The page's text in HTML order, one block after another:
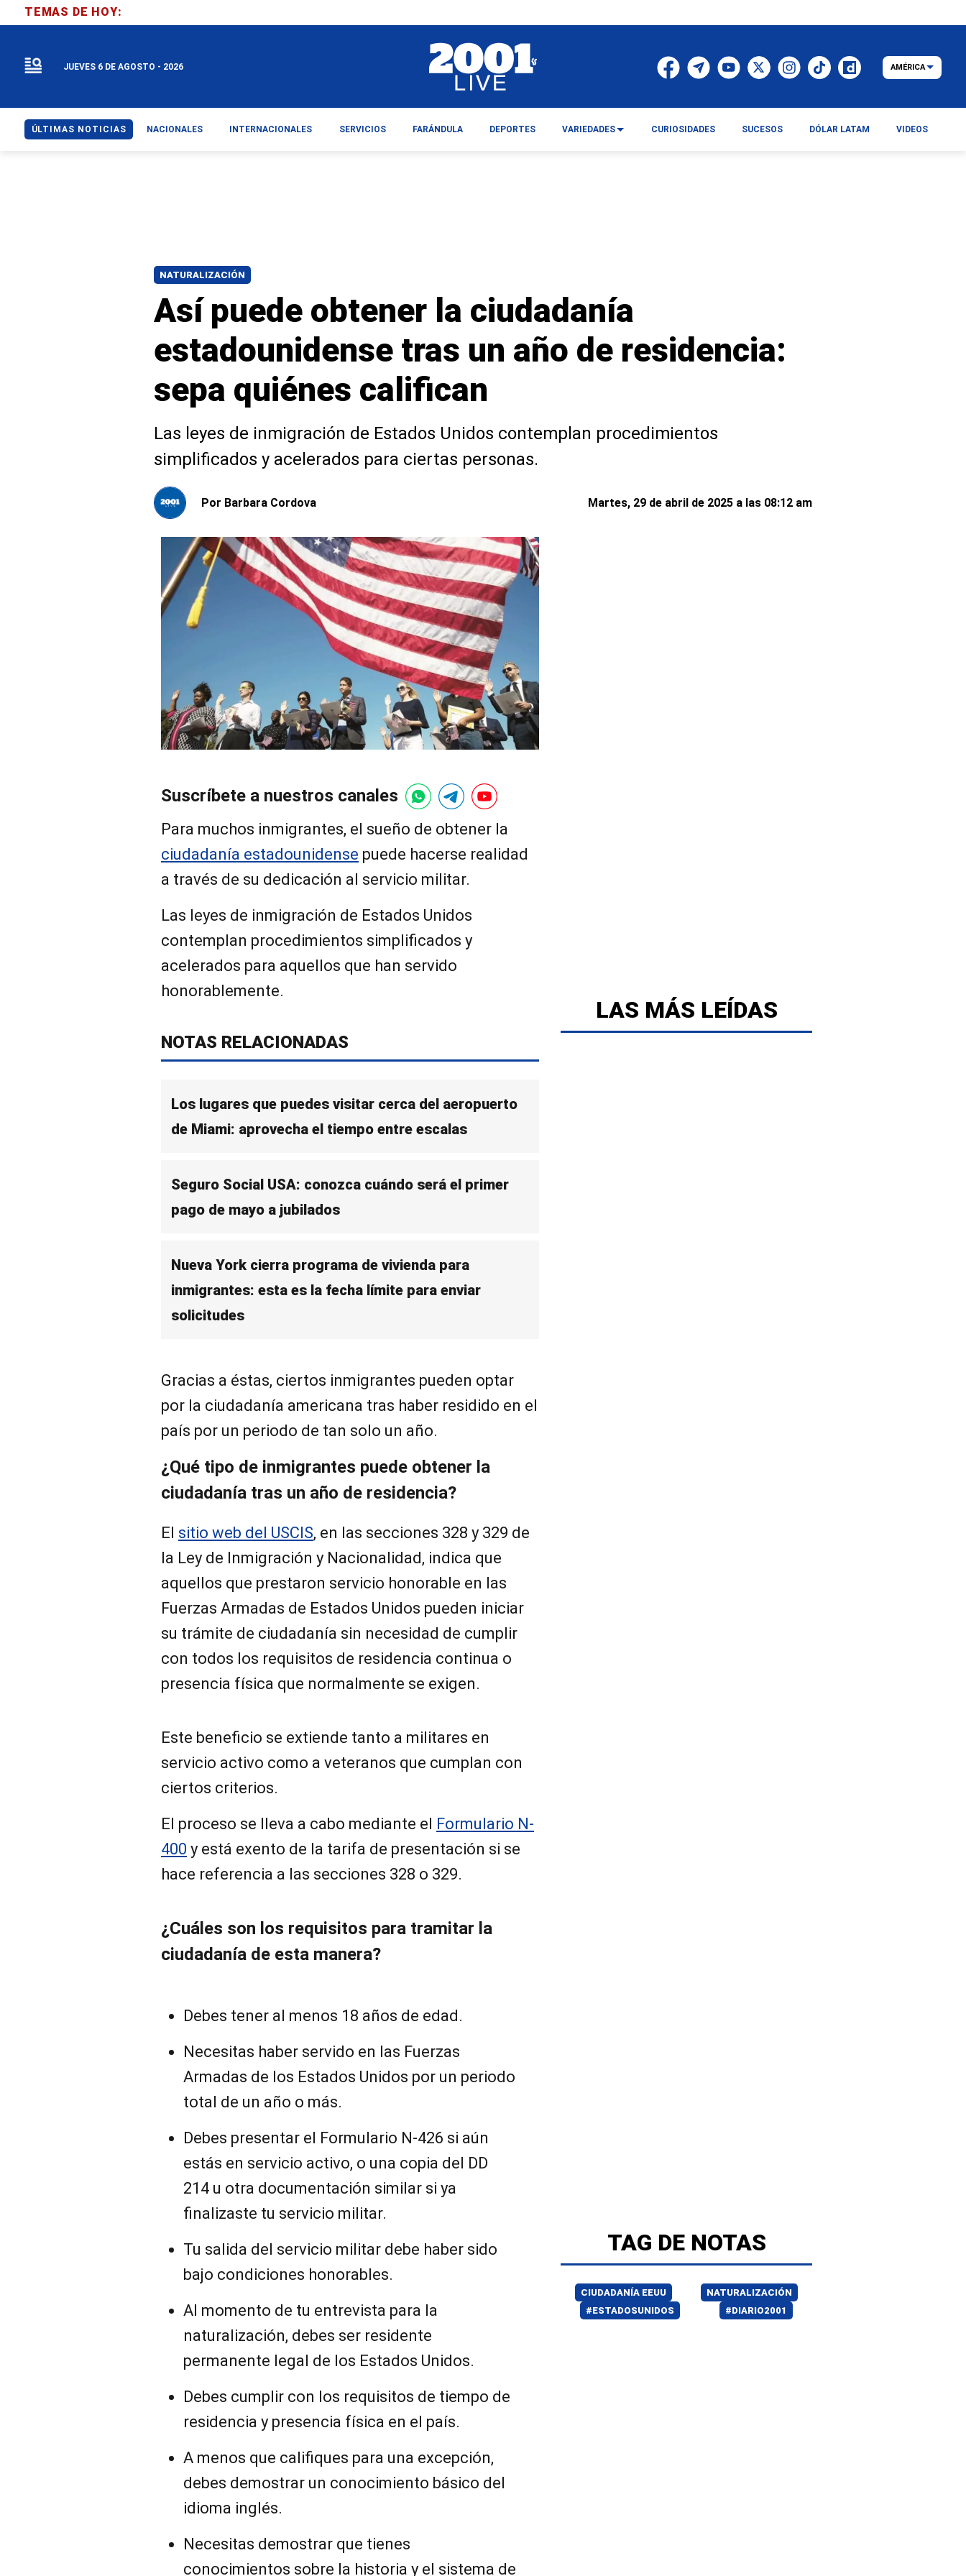
NATURALIZACIÓN
Así puede obtener la ciudadanía
estadounidense tras un año de residencia:
sepa quiénes califican
Las leyes de inmigración de Estados Unidos contemplan procedimientos
simplificados y acelerados para ciertas personas.
Por Barbara Cordova Martes, 29 de abril de 2025 a las 08:12 am
Suscríbete a nuestros canales
Para muchos inmigrantes, el sueño de obtener la
ciudadanía estadounidense puede hacerse realidad
a través de su dedicación al servicio militar.
Las leyes de inmigración de Estados Unidos
contemplan procedimientos simplificados y
acelerados para aquellos que han servido
honorablemente.
NOTAS RELACIONADAS
Los lugares que puedes visitar cerca del aeropuerto
de Miami: aprovecha el tiempo entre escalas
Seguro Social USA: conozca cuándo será el primer
pago de mayo a jubilados
Nueva York cierra programa de vivienda para
inmigrantes: esta es la fecha límite para enviar
solicitudes
Gracias a éstas, ciertos inmigrantes pueden optar
por la ciudadanía americana tras haber residido en el
país por un periodo de tan solo un año.
¿Qué tipo de inmigrantes puede obtener la
ciudadanía tras un año de residencia?
El sitio web del USCIS, en las secciones 328 y 329 de
la Ley de Inmigración y Nacionalidad, indica que
aquellos que prestaron servicio honorable en las
Fuerzas Armadas de Estados Unidos pueden iniciar
su trámite de ciudadanía sin necesidad de cumplir
con todos los requisitos de residencia continua o
presencia física que normalmente se exigen.
Este beneficio se extiende tanto a militares en
servicio activo como a veteranos que cumplan con
ciertos criterios.
El proceso se lleva a cabo mediante el Formulario N-
400 y está exento de la tarifa de presentación si se
hace referencia a las secciones 328 o 329.
¿Cuáles son los requisitos para tramitar la
ciudadanía de esta manera?
Debes tener al menos 18 años de edad.
Necesitas haber servido en las Fuerzas
Armadas de los Estados Unidos por un periodo
total de un año o más.
Debes presentar el Formulario N-426 si aún
estás en servicio activo, o una copia del DD
214 u otra documentación similar si ya
finalizaste tu servicio militar.
Tu salida del servicio militar debe haber sido
bajo condiciones honorables.
Al momento de tu entrevista para la
naturalización, debes ser residente
permanente legal de los Estados Unidos.
Debes cumplir con los requisitos de tiempo de
residencia y presencia física en el país.
A menos que califiques para una excepción,
debes demostrar un conocimiento básico del
idioma inglés.
Necesitas demostrar que tienes
conocimientos sobre la historia y el sistema de
LAS MÁS LEÍDAS
TAG DE NOTAS
CIUDADANÍA EEUU
NATURALIZACIÓN
#ESTADOSUNIDOS
#DIARIO2001
TEMAS DE HOY:
JUEVES 6 DE AGOSTO - 2026 AMÉRICA
ÚLTIMAS NOTICIAS NACIONALES INTERNACIONALES SERVICIOS FARÁNDULA DEPORTES VARIEDADES CURIOSIDADES SUCESOS DÓLAR LATAM VIDEOS